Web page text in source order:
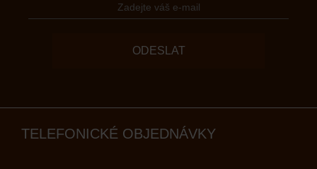
ODESLAT
TELEFONICKÉ OBJEDNÁVKY